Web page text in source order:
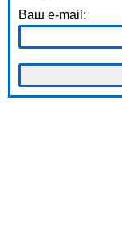
Ваш e-mail: